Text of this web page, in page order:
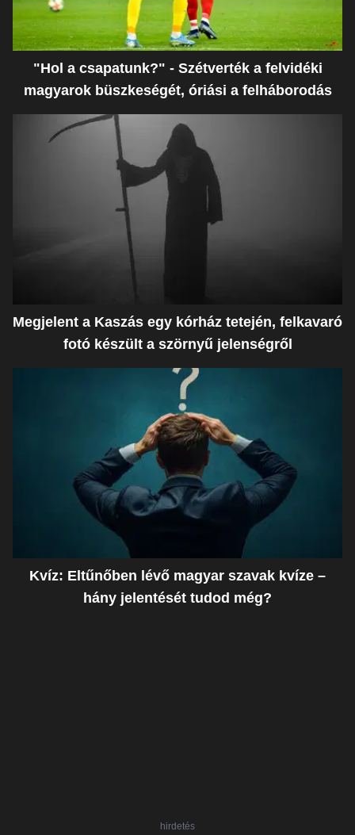
"Hol a csapatunk?" - Szétverték a felvidéki
magyarok büszkeségét, óriási a felháborodás
Megjelent a Kaszás egy kórház tetején, felkavaró
fotó készült a szörnyű jelenségről
Kvíz: Eltűnőben lévő magyar szavak kvíze –
hány jelentését tudod még?
hirdetés